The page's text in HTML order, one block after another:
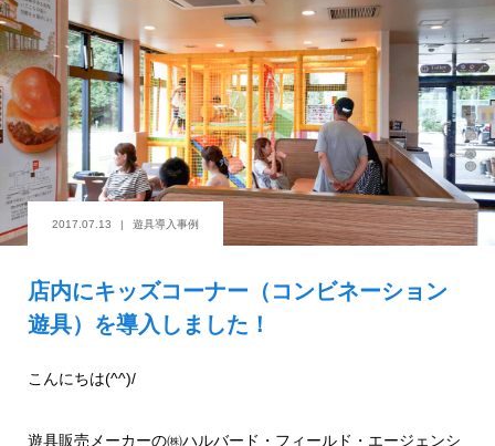
2017.07.13 遊具導入事例
店内にキッズコーナー（コンビネーション
遊具）を導入しました！
こんにちは(^^)/
遊具販売メーカーの㈱ハルバード・フィールド・エージェンシ